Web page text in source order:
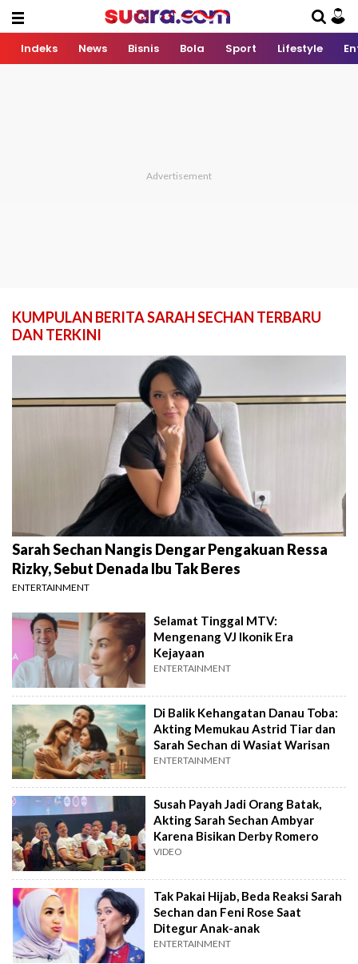
Indeks News Bisnis Bola Sport Lifestyle
KUMPULAN BERITA SARAH SECHAN TERBARU
DAN TERKINI
Sarah Sechan Nangis Dengar Pengakuan Ressa
Rizky, Sebut Denada Ibu Tak Beres
ENTERTAINMENT
Selamat Tinggal MTV:
Mengenang VJ Ikonik Era
Kejayaan
ENTERTAINMENT
Di Balik Kehangatan Danau Toba:
Akting Memukau Astrid Tiar dan
Sarah Sechan di Wasiat Warisan
ENTERTAINMENT
Susah Payah Jadi Orang Batak,
Akting Sarah Sechan Ambyar
Karena Bisikan Derby Romero
VIDEO
Tak Pakai Hijab, Beda Reaksi Sarah
Sechan dan Feni Rose Saat
Ditegur Anak-anak
ENTERTAINMENT